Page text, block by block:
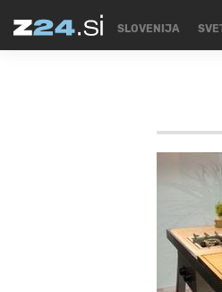
SLOVENIJA